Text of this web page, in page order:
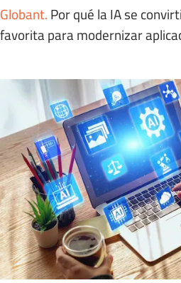
Globant. Por qué la IA se
favorita para modernizar